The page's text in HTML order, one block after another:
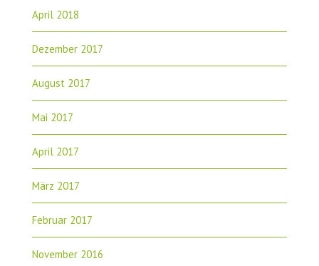
April 2018
Dezember 2017
August 2017
Mai 2017
April 2017
März 2017
Februar 2017
November 2016